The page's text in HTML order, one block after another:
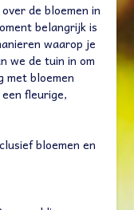
de bloemen in
belangrijk is
waarop je
we de tuin in om
met bloemen
fleurige,
bloemen en